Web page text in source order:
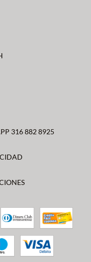
316 882 8925